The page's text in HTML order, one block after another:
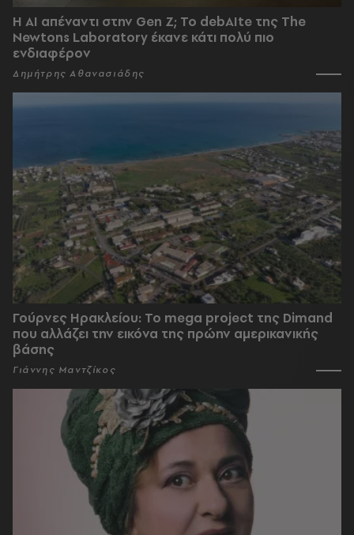
Η AI απέναντι στην Gen Z; Το debAIte της The
Newtons Laboratory έκανε κάτι πολύ πιο
ενδιαφέρον
Δημήτρης Αθανασιάδης
Γούρνες Ηρακλείου: To mega project της Dimand
που αλλάζει την εικόνα της πρώην αμερικανικής
βάσης
Γιάννης Μαντζίκος